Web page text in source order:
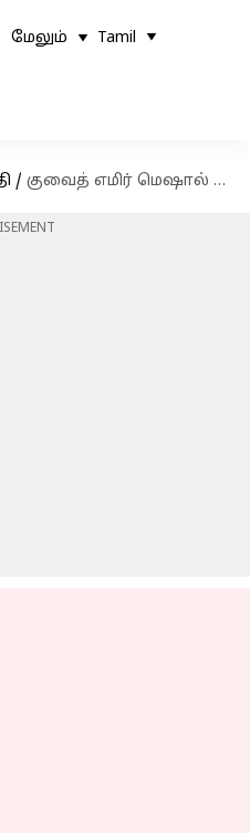
மேலும் Tamil
/ குவைத் எமிர் மெஷால் அல்-அஹ்மத் அல்-ஜாபருடன் இந்திய பிரதமர் நரேந்திர மோடி சந்திப்பு